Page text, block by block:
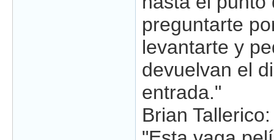
preguntarte
levantarte y
devuelvan el
entrada."
Brian